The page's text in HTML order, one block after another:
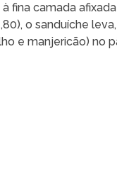
fina camada
o sanduíche
e manjericão) no